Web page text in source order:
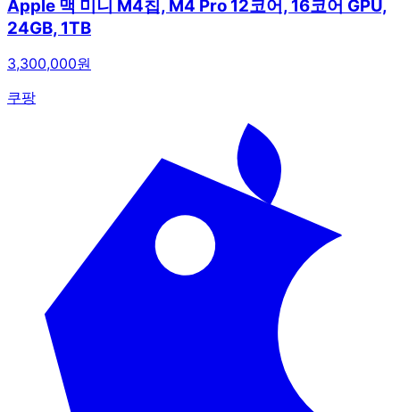
Apple 맥 미니 M4칩, M4 Pro 12코어, 16코어 GPU,
24GB, 1TB
3,300,000원
쿠팡